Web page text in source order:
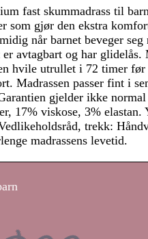
fast skummadrass til
som gjør den ekstra
når barnet beveger
avtagbart og har glidelås.
hvile utrullet i 72 timer
Madrassen passer fint i
gjelder ikke
17% viskose, 3%
trekk:
madrassens levetid.